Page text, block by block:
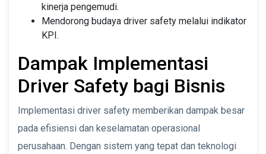
kinerja pengemudi.
Mendorong budaya driver safety melalui indikator
KPI.
Dampak Implementasi
Driver Safety bagi Bisnis
Implementasi driver safety memberikan dampak besar
pada efisiensi dan keselamatan operasional
perusahaan. Dengan sistem yang tepat dan teknologi